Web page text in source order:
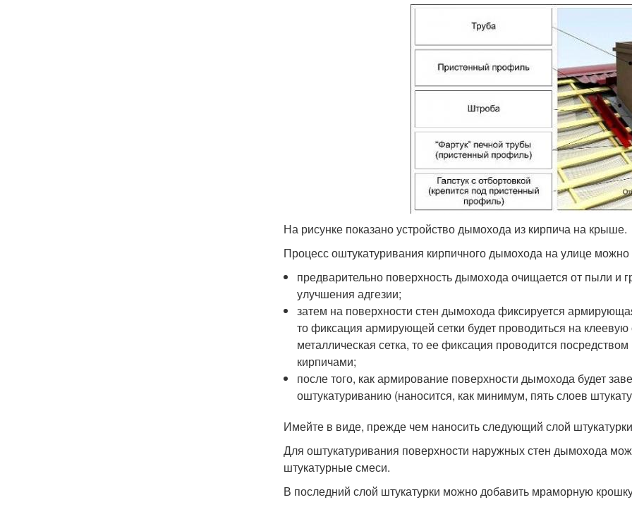
На рисунке показано устройство дымохода из кирпича на крыше.
Процесс оштукатуривания кирпичного дымохода на улице можно
предварительно поверхность дымохода очищается от пыли и
улучшения адгезии;
затем на поверхности стен дымохода фиксируется
то фиксация армирующей сетки будет проводиться на клеевую
металлическая сетка, то ее фиксация проводится
кирпичами;
после того, как армирование поверхности дымохода будет
оштукатуриванию (наносится, как минимум, пять слоев
Имейте в виде, прежде чем наносить следующий слой
Для оштукатуривания поверхности наружных стен дымохода
штукатурные смеси.
В последний слой штукатурки можно добавить мраморную